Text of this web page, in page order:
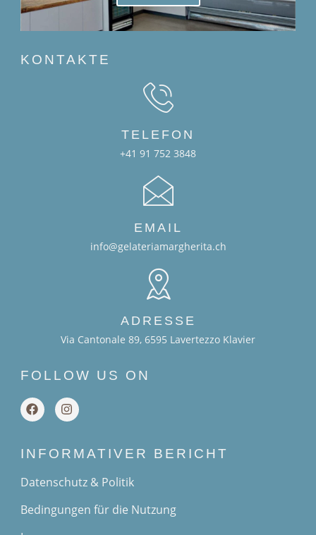
KONTAKTE
TELEFON
+41 91 752 3848
EMAIL
info@gelateriamargherita.ch
ADRESSE
Via Cantonale 89, 6595 Lavertezzo Klavier
FOLLOW US ON
INFORMATIVER BERICHT
Datenschutz & Politik
Bedingungen für die Nutzung